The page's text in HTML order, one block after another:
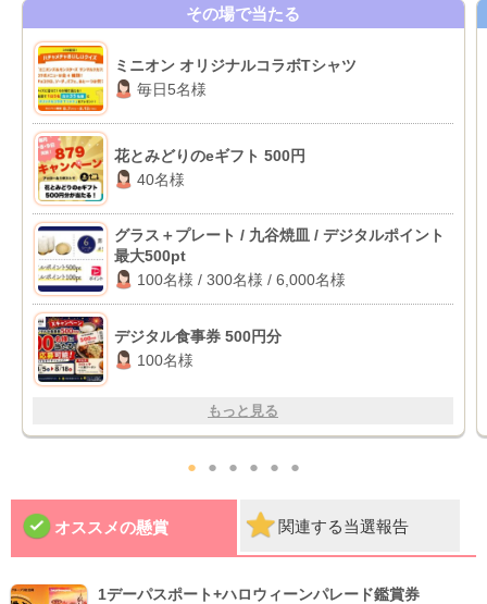
その場で当たる
ミニオン オリジナルコラボTシャツ
毎日5名様
花とみどりのeギフト 500円
40名様
グラス＋プレート / 九谷焼皿 / デジタルポイント
最大500pt
100名様 / 300名様 / 6,000名様
デジタル食事券 500円分
100名様
もっと見る
● ● ● ● ● ●
オススメの懸賞 関連する当選報告
1デーパスポート+ハロウィーンパレード鑑賞券